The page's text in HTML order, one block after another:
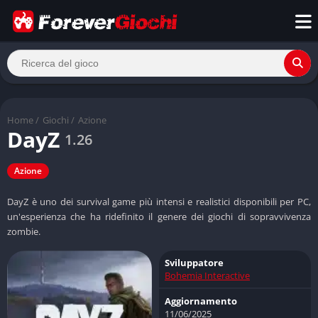
Home / Giochi / Azione
DayZ 1.26
Azione
DayZ è uno dei survival game più intensi e realistici disponibili per PC,
un'esperienza che ha ridefinito il genere dei giochi di sopravvivenza
zombie.
Sviluppatore
Bohemia Interactive
Aggiornamento
11/06/2025